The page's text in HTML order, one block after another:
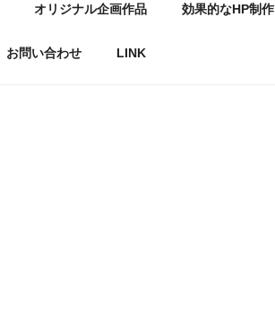
オリジナル企画作品 効果的なHP制作
お問い合わせ LINK